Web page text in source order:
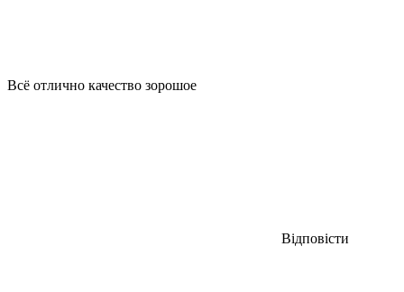
Всё отлично качество зорошое
Відповісти